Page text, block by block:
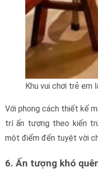
Khu vui chơi trẻ em
Với phong cách thiết kế
trí ấn tượng theo kiến
một điểm đến tuyệt vời
6. Ấn tượng khó